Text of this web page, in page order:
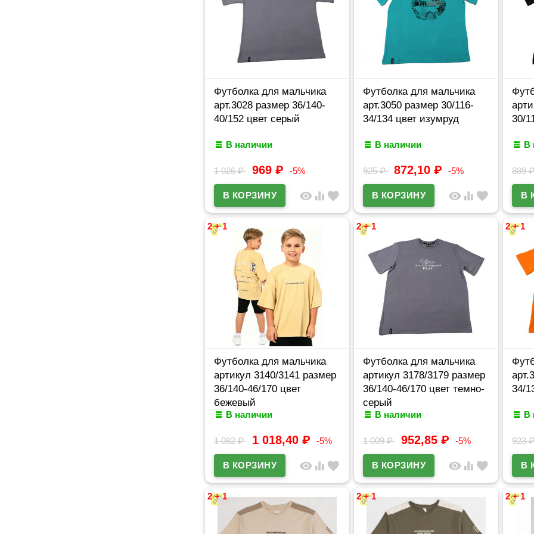
Футболка для мальчика
арт.3028 размер 36/140-
40/152 цвет серый
В наличии
1 026₽ 969 ₽ -5%
visibility equalizer favorite
Футболка для мальчика
арт.3050 размер 30/116-
34/134 цвет изумруд
В наличии
925₽ 872,10 ₽ -5%
visibility equalizer favorite
30/
В
889₽
2 + 1
Футболка для мальчика
артикул 3140/3141 размер
36/140-46/170 цвет
бежевый
В наличии
1 082₽ 1 018,40 ₽ -5%
visibility equalizer favorite
2 + 1
Футболка для мальчика
артикул 3178/3179 размер
36/140-46/170 цвет темно-
серый
В наличии
1 009₽ 952,85 ₽ -5%
visibility equalizer favorite
2 + 1
34/
В
923₽
2 + 1 2 + 1 2 + 1